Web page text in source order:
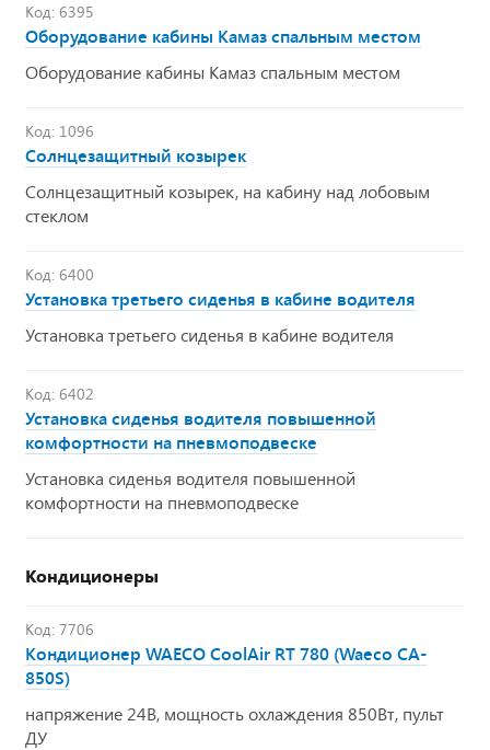
Код: 6395
Оборудование кабины Камаз спальным местом
Оборудование кабины Камаз спальным местом
Код: 1096
Солнцезащитный козырек
Солнцезащитный козырек, на кабину над лобовым
стеклом
Код: 6400
Установка третьего сиденья в кабине водителя
Установка третьего сиденья в кабине водителя
Код: 6402
Установка сиденья водителя повышенной
комфортности на пневмоподвеске
Установка сиденья водителя повышенной
комфортности на пневмоподвеске
Кондиционеры
Код: 7706
Кондиционер WAECO CoоlAir RT 780 (Waeco CA-
850S)
напряжение 24В, мощность охлаждения 850Вт, пульт
ДУ